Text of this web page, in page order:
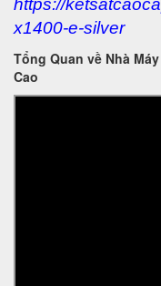
https://
x1400-e-silver
Tổng Quan về Nhà
Cao